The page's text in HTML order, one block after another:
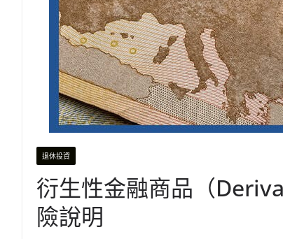
退休投資
衍生性金融商品（
險說明